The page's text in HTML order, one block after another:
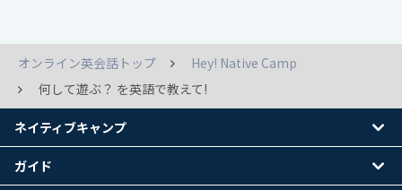
オンライン英会話トップ
Hey! Native Camp
何して遊ぶ？ を英語で教えて!
ネイティブキャンプ
ガイド